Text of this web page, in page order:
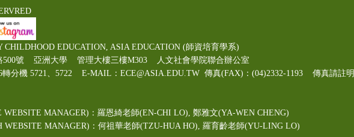
CHILDHOOD EDUCATION, ASIA EDUCATION (師資培育學系)
500號 亞洲大學 管理大樓三樓M303 人文社會學院聯合辦公室
轉分機 5721、5722 E-MAIL：ECE@ASIA.EDU.TW 傳真(FAX)：(04)2332-1193 傳真請註明
WEBSITE MANAGER)：羅恩綺老師(EN-CHI LO), 鄭雅文(YA-WEN CHENG)
WEBSITE MANAGER)：何祖華老師(TZU-HUA HO), 羅育齡老師(YU-LING LO)